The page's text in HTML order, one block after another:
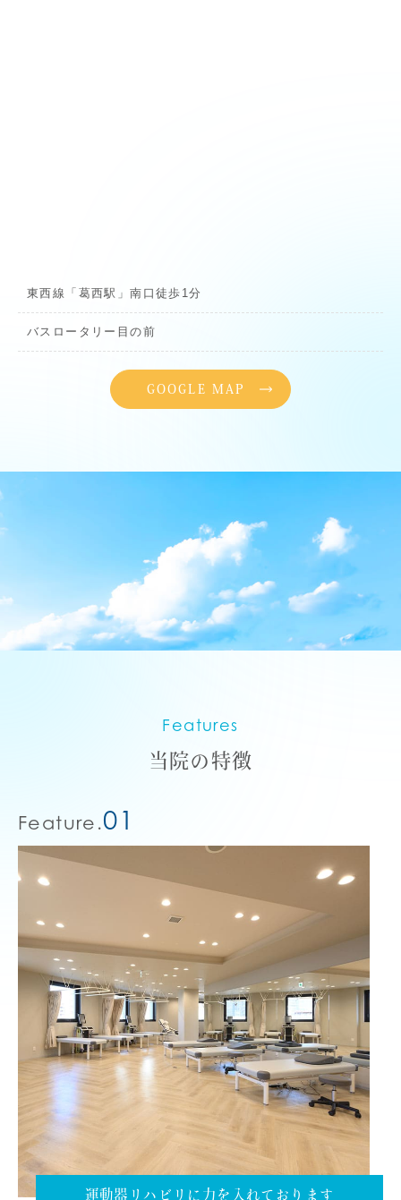
東西線「葛西駅」南口徒歩1分
バスロータリー目の前
GOOGLE MAP
Features
当院の特徴
Feature.01
運動器リハビリに力を入れております